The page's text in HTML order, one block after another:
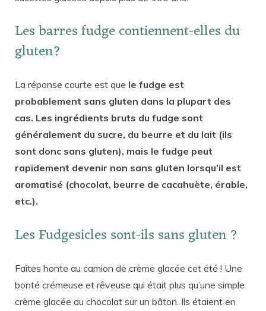
Les barres fudge contiennent-elles du
gluten?
La réponse courte est que le fudge est
probablement sans gluten dans la plupart des
cas. Les ingrédients bruts du fudge sont
généralement du sucre, du beurre et du lait (ils
sont donc sans gluten), mais le fudge peut
rapidement devenir non sans gluten lorsqu’il est
aromatisé (chocolat, beurre de cacahuète, érable,
etc.).
Les Fudgesicles sont-ils sans gluten ?
Faites honte au camion de crème glacée cet été ! Une
bonté crémeuse et rêveuse qui était plus qu’une simple
crème glacée au chocolat sur un bâton. Ils étaient en